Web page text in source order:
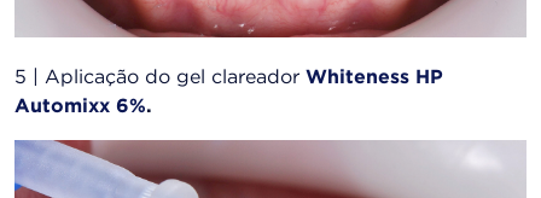
5 | Aplicação do gel clareador Whiteness HP
Automixx 6%.